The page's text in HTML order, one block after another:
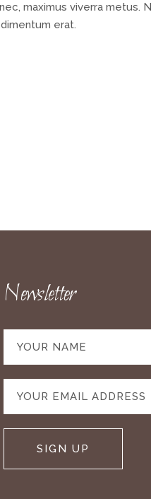
maximus viverra metus.
erat.
Newsletter